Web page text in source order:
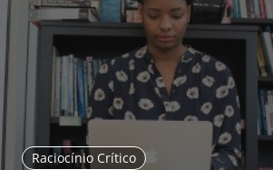
Raciocínio Crítico